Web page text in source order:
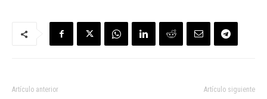
Artículo anterior Artículo siguiente